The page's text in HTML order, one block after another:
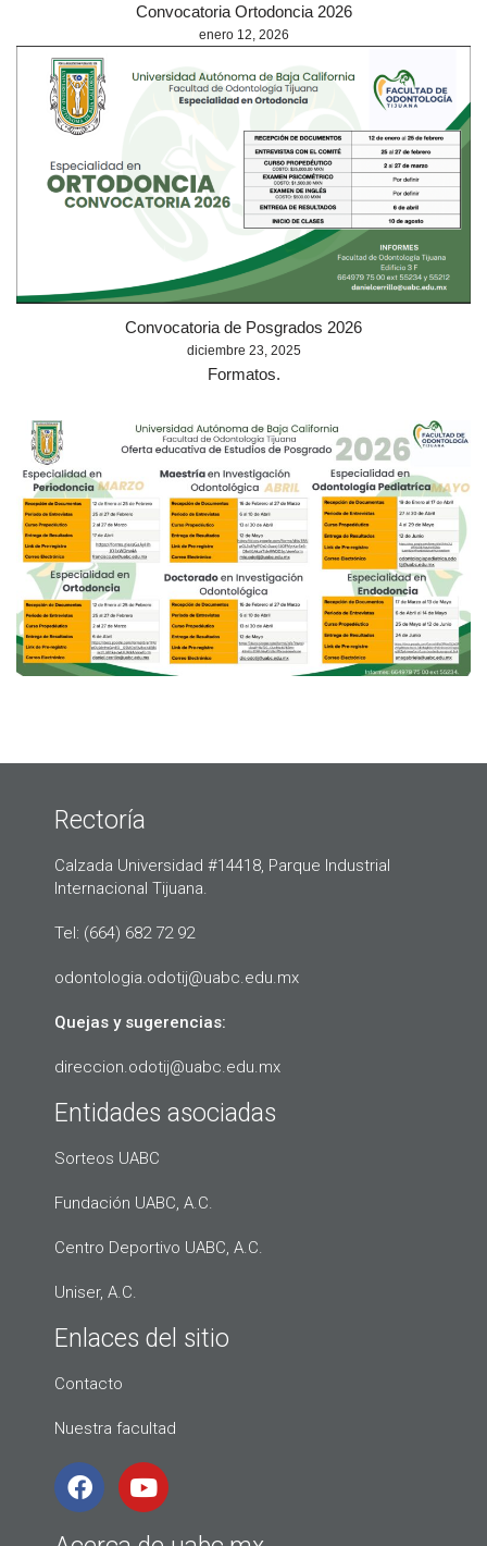
Convocatoria Ortodoncia 2026
enero 12, 2026
Convocatoria de Posgrados 2026
diciembre 23, 2025
Formatos.
Rectoría
Calzada Universidad #14418, Parque Industrial
Internacional Tijuana.
Tel: (664) 682 72 92
odontologia.odotij@uabc.edu.mx
Quejas y sugerencias:
direccion.odotij@uabc.edu.mx
Entidades asociadas
Sorteos UABC
Fundación UABC, A.C.
Centro Deportivo UABC, A.C.
Uniser, A.C.
Enlaces del sitio
Contacto
Nuestra facultad